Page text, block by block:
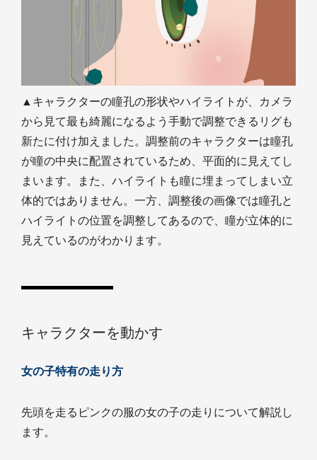
▲キャラクターの瞳孔の形状やハイライトが、カメラ
から見て最も綺麗になるよう手動で調整できるリグも
新たに付け加えました。調整前のキャラクターは瞳孔
が瞳の中央に配置されているため、平面的に見えてし
まいます。また、ハイライトも瞳に埋まってしまい立
体的ではありません。一方、調整後の画像では瞳孔と
ハイライトの位置を調整してあるので、瞳が立体的に
見えているのがわかります。
キャラクターを動かす
女の子特有の走り方
先頭を走るピンクの服の女の子の走りについて解説し
ます。